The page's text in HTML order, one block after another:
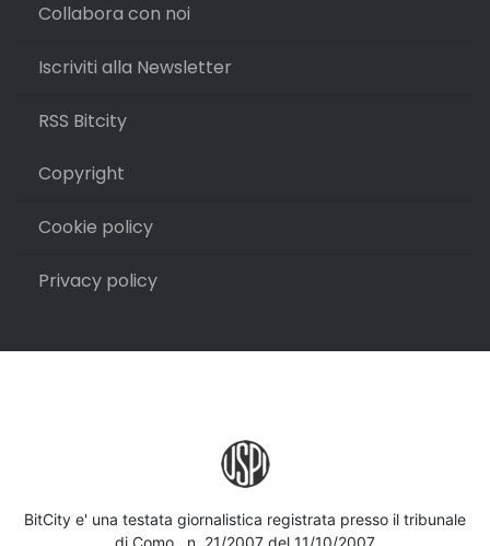
Collabora con noi
Iscriviti alla Newsletter
RSS Bitcity
Copyright
Cookie policy
Privacy policy
BitCity e' una testata giornalistica registrata presso il tribunale
di Como , n. 21/2007 del 11/10/2007